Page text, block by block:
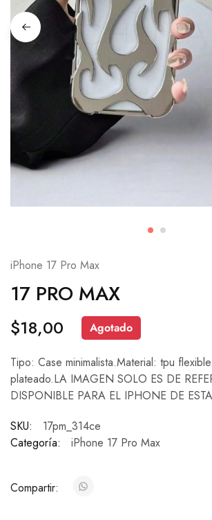
iPhone 17 Pro Max
17 PRO MAX
$18,00 Agotado
Tipo: Case minimalista.Material: tpu
plateado.LA IMAGEN SOLO ES DE
DISPONIBLE PARA EL IPHONE DE
SKU:
17pm_314ce
Categoría:
iPhone 17 Pro Max
Compartir: